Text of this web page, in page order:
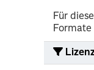
Für
Formate